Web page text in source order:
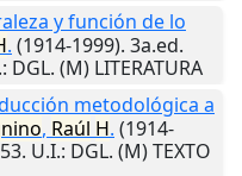
y función de lo
. (1914-1999). 3a.ed.
: DGL. (M) LITERATURA
metodológica a
, Raúl H. (1914-
. U.I.: DGL. (M) TEXTO